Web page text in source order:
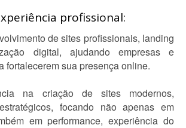
profissional:
de sites profissionais, landing
digital, ajudando empresas e
fortalecerem sua presença online.
na criação de sites modernos,
focando não apenas em
em performance, experiência do